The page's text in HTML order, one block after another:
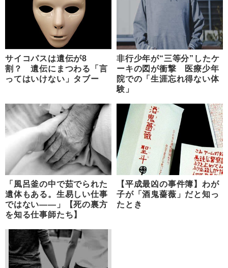
サイコパスは遺伝が8
割？ 遺伝にまつわる「言
ってはいけない」タブー
非行少年が“三等分”したケ
ーキの図が衝撃 医療少年
院での「生涯忘れ得ない体
験」
「風呂釜の中で茹でられた
遺体もある。生易しい仕事
ではない――」【死の裏方
を知る仕事師たち】
【平成最凶の事件簿】わが
子が「酒鬼薔薇」だと知っ
たとき